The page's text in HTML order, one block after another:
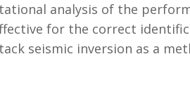
analysis of the
for the correct
seismic inversion as a